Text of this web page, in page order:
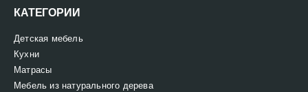
КАТЕГОРИИ
Детская мебель
Кухни
Матрасы
Мебель из натурального дерева